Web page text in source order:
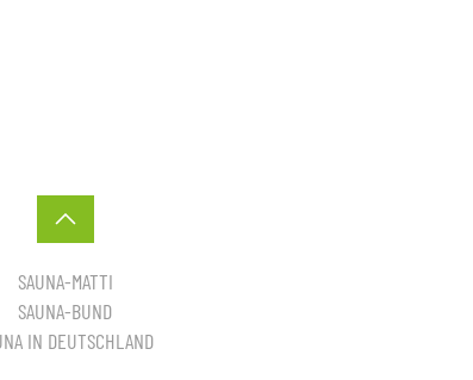
SAUNA-MATTI
SAUNA-BUND
IN DEUTSCHLAND